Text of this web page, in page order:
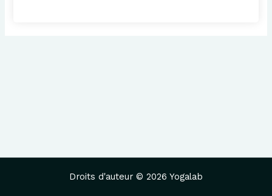
Droits d'auteur © 2026 Yogalab